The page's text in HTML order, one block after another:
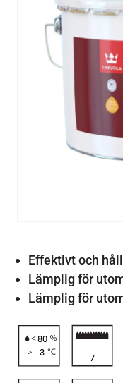
Effektivt och
Lämplig för
Lämplig för
80
3
7